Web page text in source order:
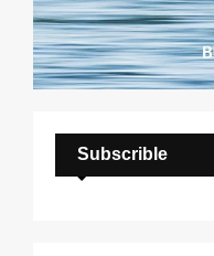
Subscrible